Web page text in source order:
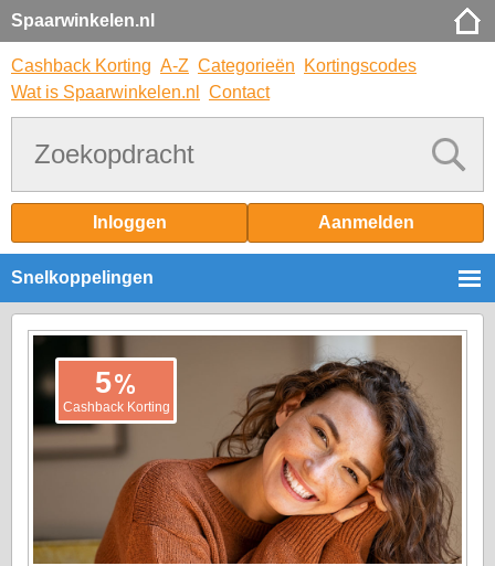
Spaarwinkelen.nl
Cashback Korting A-Z Categorieën
Kortingscodes
Wat is Spaarwinkelen.nl
Contact
Inloggen Aanmelden
Snelkoppelingen
5%
Cashback Korting